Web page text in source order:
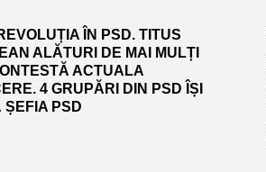
ÎN PSD. TITUS
ALĂTURI DE MAI MULȚI
ACTUALA
4 GRUPĂRI DIN PSD ÎȘI
ȘEFIA PSD